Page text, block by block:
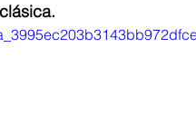
AMBIENTAL